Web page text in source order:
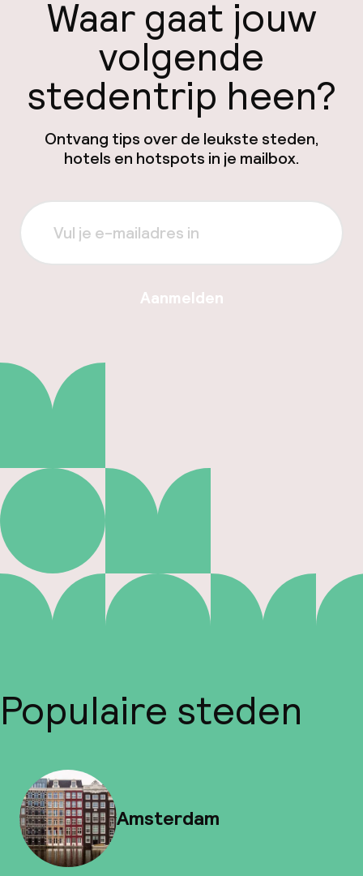
Waar gaat jouw
volgende
stedentrip heen?
Ontvang tips over de leukste steden,
hotels en hotspots in je mailbox.
Aanmelden
Populaire steden
Amsterdam